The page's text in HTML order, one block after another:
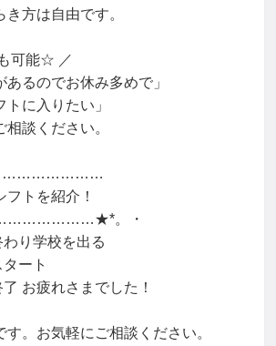
方は自由です。
可能☆ ／
あるのでお休み多めで」
トに入りたい」
談ください。
トを紹介！
。・
り学校を出る
ート
お疲れさまでした！
。お気軽にご相談ください。